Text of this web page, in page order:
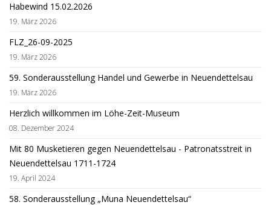
Habewind 15.02.2026
19. März 2026
FLZ_26-09-2025
19. März 2026
59. Sonderausstellung Handel und Gewerbe in Neuendettelsau
19. März 2026
Herzlich willkommen im Löhe-Zeit-Museum
08. Dezember 2024
Mit 80 Musketieren gegen Neuendettelsau - Patronatsstreit in
Neuendettelsau 1711-1724
19. April 2024
58. Sonderausstellung „Muna Neuendettelsau“